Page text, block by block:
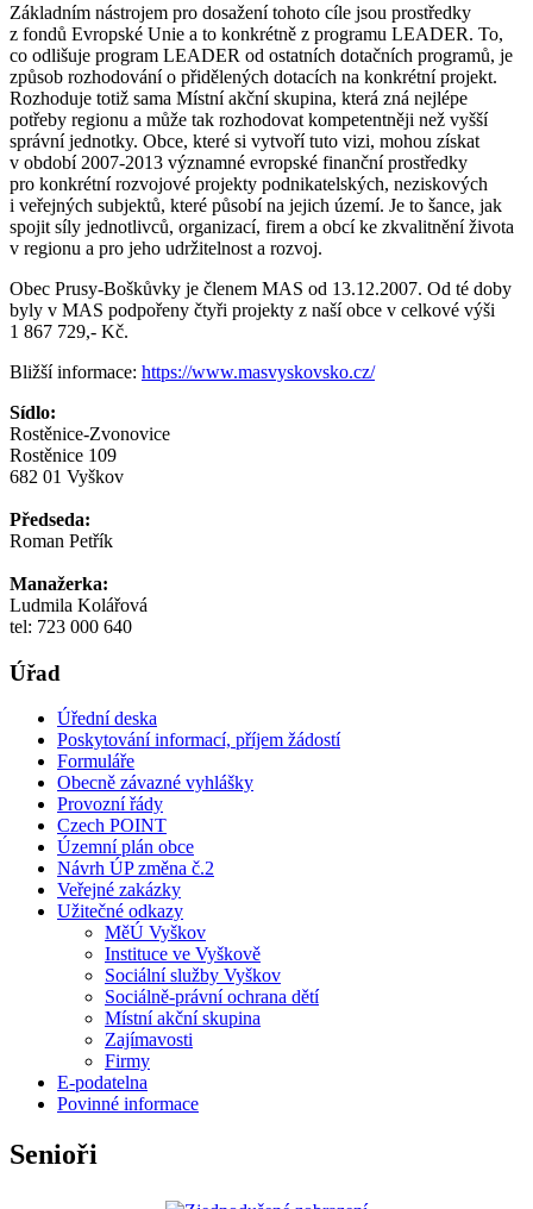
Základním nástrojem pro dosažení tohoto cíle jsou prostředky
z fondů Evropské Unie a to konkrétně z programu LEADER. To,
co odlišuje program LEADER od ostatních dotačních programů, je
způsob rozhodování o přidělených dotacích na konkrétní projekt.
Rozhoduje totiž sama Místní akční skupina, která zná nejlépe
potřeby regionu a může tak rozhodovat kompetentněji než vyšší
správní jednotky. Obce, které si vytvoří tuto vizi, mohou získat
v období 2007-2013 významné evropské finanční prostředky
pro konkrétní rozvojové projekty podnikatelských, neziskových
i veřejných subjektů, které působí na jejich území. Je to šance, jak
spojit síly jednotlivců, organizací, firem a obcí ke zkvalitnění života
v regionu a pro jeho udržitelnost a rozvoj.
Obec Prusy-Boškůvky je členem MAS od 13.12.2007. Od té doby
byly v MAS podpořeny čtyři projekty z naší obce v celkové výši
1 867 729,- Kč.
Bližší informace: https://www.masvyskovsko.cz/
Sídlo:
Rostěnice-Zvonovice
Rostěnice 109
682 01 Vyškov
Předseda:
Roman Petřík
Manažerka:
Ludmila Kolářová
tel: 723 000 640
Úřad
Úřední deska
Poskytování informací, příjem žádostí
Formuláře
Obecně závazné vyhlášky
Provozní řády
Czech POINT
Územní plán obce
Návrh ÚP změna č.2
Veřejné zakázky
Užitečné odkazy
MěÚ Vyškov
Instituce ve Vyškově
Sociální služby Vyškov
Sociálně-právní ochrana dětí
Místní akční skupina
Zajímavosti
Firmy
E-podatelna
Povinné informace
Senioři